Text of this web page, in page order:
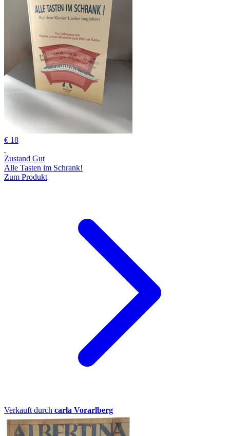
€ 18
Zustand Gut
Alle Tasten im Schrank!
Zum Produkt
Verkauft durch carla Vorarlberg